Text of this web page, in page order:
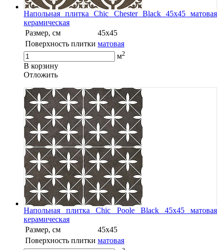
Напольная плитка Chic Chester Black 45x45 матовая
керамическая
Размер, см
45x45
Поверхность плитки матовая
м2
В корзину
Oтложить
Напольная плитка Chic Poole Black 45x45 матовая
керамическая
Размер, см
45x45
Поверхность плитки матовая